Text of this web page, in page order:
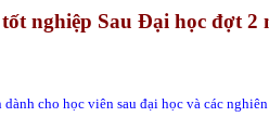
nghiệp Sau Đại học đợt 2
cho học viên sau đại học và các